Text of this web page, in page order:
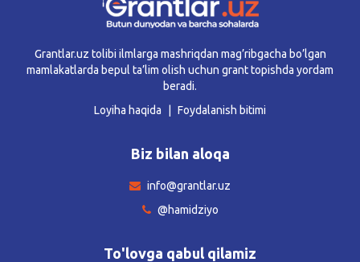
Grantlar.uz tolibi ilmlarga mashriqdan mag’ribgacha bo’lgan
mamlakatlarda bepul ta’lim olish uchun grant topishda yordam
beradi.
Loyiha haqida
Foydalanish bitimi
Biz bilan aloqa
info@grantlar.uz
@hamidziyo
To'lovga qabul qilamiz